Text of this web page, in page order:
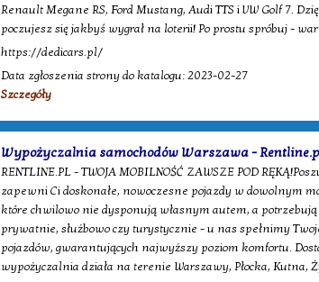
Renault Megane RS, Ford Mustang, Audi TTS i VW Golf 7.
poczujesz się jakbyś wygrał na loterii! Po prostu spróbuj -
https://dedicars.pl/
Data zgłoszenia strony do katalogu: 2023-02-27
Szczegóły
Wypożyczalnia samochodów Warszawa -
RENTLINE.PL - TWOJA MOBILNOŚĆ ZAWSZE POD
zapewni Ci doskonałe, nowoczesne pojazdy w dowolnym
które chwilowo nie dysponują własnym autem, a
prywatnie, służbowo czy turystycznie - u nas spełnimy
pojazdów, gwarantujących najwyższy poziom komfortu.
wypożyczalnia działa na terenie Warszawy, Płocka, Kutna,